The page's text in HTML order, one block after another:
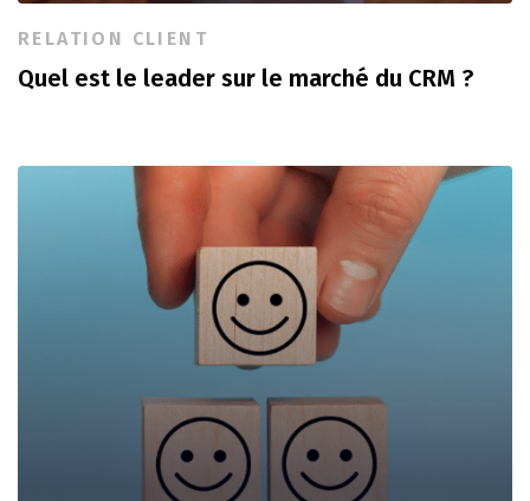
RELATION CLIENT
Quel est le leader sur le marché du CRM ?